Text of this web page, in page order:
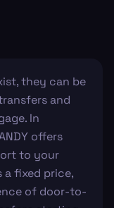
they can be
and
In
offers
to your
a fixed price,
of door-to-